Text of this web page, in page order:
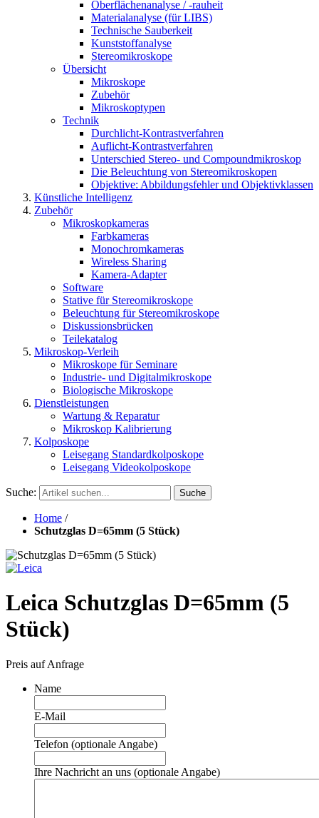
Oberflächenanalyse / -rauheit
Materialanalyse (für LIBS)
Technische Sauberkeit
Kunststoffanalyse
Stereomikroskope
Übersicht
Mikroskope
Zubehör
Mikroskoptypen
Technik
Durchlicht-Kontrastverfahren
Auflicht-Kontrastverfahren
Unterschied Stereo- und Compoundmikroskop
Die Beleuchtung von Stereomikroskopen
Objektive: Abbildungsfehler und Objektivklassen
Künstliche Intelligenz
Zubehör
Mikroskopkameras
Farbkameras
Monochromkameras
Wireless Sharing
Kamera-Adapter
Software
Stative für Stereomikroskope
Beleuchtung für Stereomikroskope
Diskussionsbrücken
Teilekatalog
Mikroskop-Verleih
Mikroskope für Seminare
Industrie- und Digitalmikroskope
Biologische Mikroskope
Dienstleistungen
Wartung & Reparatur
Mikroskop Kalibrierung
Kolposkope
Leisegang Standardkolposkope
Leisegang Videokolposkope
Suche: Suche
Home /
Schutzglas D=65mm (5 Stück)
Leica Schutzglas D=65mm (5
Stück)
Preis auf Anfrage
Name
E-Mail
Telefon (optionale Angabe)
Ihre Nachricht an uns (optionale Angabe)